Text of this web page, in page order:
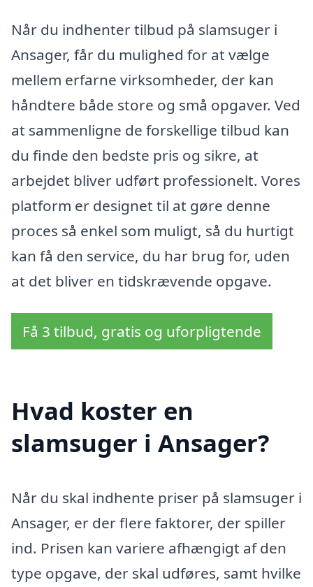
Når du indhenter tilbud på slamsuger i
Ansager, får du mulighed for at vælge
mellem erfarne virksomheder, der kan
håndtere både store og små opgaver. Ved
at sammenligne de forskellige tilbud kan
du finde den bedste pris og sikre, at
arbejdet bliver udført professionelt. Vores
platform er designet til at gøre denne
proces så enkel som muligt, så du hurtigt
kan få den service, du har brug for, uden
at det bliver en tidskrævende opgave.
Få 3 tilbud, gratis og uforpligtende
Hvad koster en
slamsuger i Ansager?
Når du skal indhente priser på slamsuger i
Ansager, er der flere faktorer, der spiller
ind. Prisen kan variere afhængigt af den
type opgave, der skal udføres, samt hvilke